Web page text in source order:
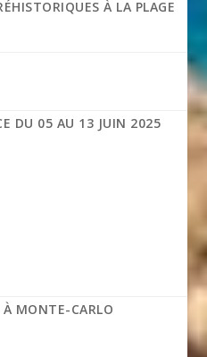
À LA PLAGE
DU 05 AU 13 JUIN 2025
À MONTE-CARLO